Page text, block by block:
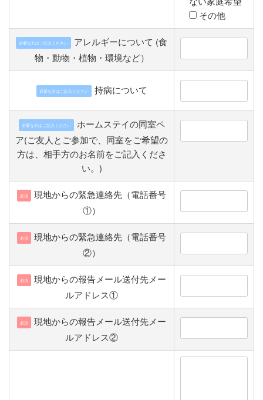
その他
必要な方はご記入ください
アレルギーについて (食
物・動物・植物・環境など）
必要な方はご記入ください 持病について
必要な方はご記入ください
ホームステイの同室ペ
ア(ご友人とご参加で、同室をご希望の
方は、相手方のお名前をご記入くださ
い。)
必須
現地からの緊急連絡先（電話番号
①）
必須
現地からの緊急連絡先（電話番号
②）
必須
現地からの報告メール送付先メー
ルアドレス①
必須
現地からの報告メール送付先メー
ルアドレス②